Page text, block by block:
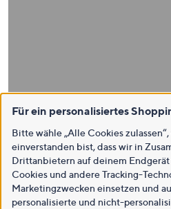
Für ein personalisiertes
Bitte wähle „Alle Cookies
einverstanden bist, dass wir in
Drittanbietern auf deinem
Cookies und andere Tracking-
Marketingzwecken einsetzen und
personalisierte und nicht-